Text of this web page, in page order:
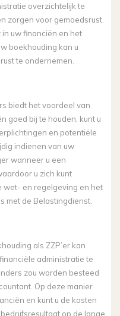
overzichtelijk te
zorgen voor gemoedsrust.
uw financiën en het
boekhouding kan u
te ondernemen.
biedt het voordeel van
goed bij te houden, kunt u
en potentiële
indienen van uw
wanneer u een
u zich kunt
wet- en regelgeving en het
met de Belastingdienst.
als ZZP’er kan
administratie te
zou worden besteed
Op deze manier
en kunt u de kosten
op de lange